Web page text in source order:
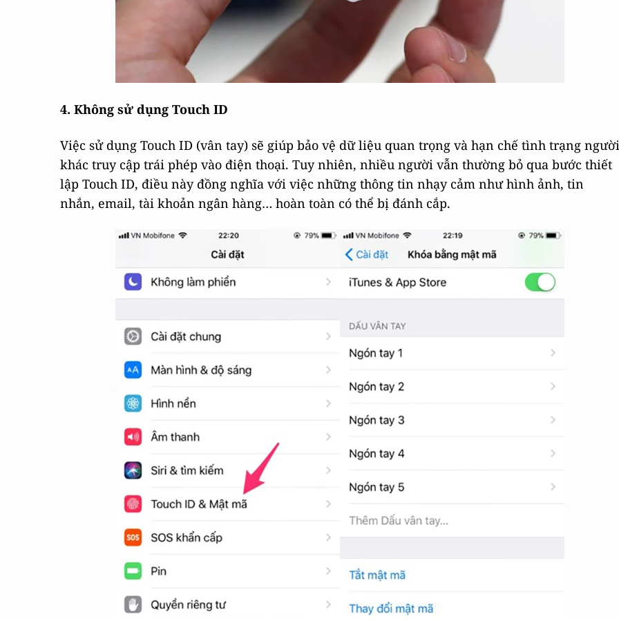
4. Không sử dụng Touch ID
Việc sử dụng Touch ID (vân tay) sẽ giúp bảo vệ dữ liệu quan trọng và hạn chế tình trạng người
khác truy cập trái phép vào điện thoại. Tuy nhiên, nhiều người vẫn thường bỏ qua bước thiết
lập Touch ID, điều này đồng nghĩa với việc những thông tin nhạy cảm như hình ảnh, tin
nhắn, email, tài khoản ngân hàng… hoàn toàn có thể bị đánh cắp.